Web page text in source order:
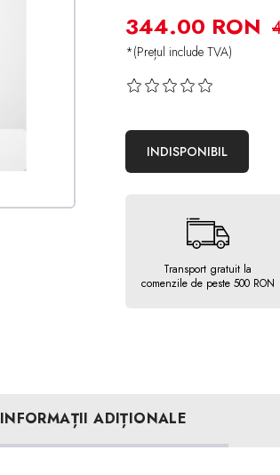
344.00 RON
*(Prețul include TVA)
INDISPONIBIL
Transport gratuit la
comenzile de peste 500 RON
INFORMAȚII ADIȚIONALE